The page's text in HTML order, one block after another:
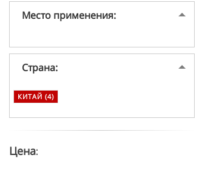
Место применения:
Страна:
КИТАЙ (4)
Цена: